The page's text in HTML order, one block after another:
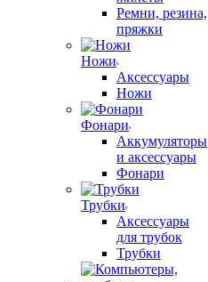
Ремни, резина,
пряжки
Ножи
Аксессуары
Ножи
Фонари
Аккумуляторы
и аксессуары
Фонари
Трубки
Аксессуары
для трубок
Трубки